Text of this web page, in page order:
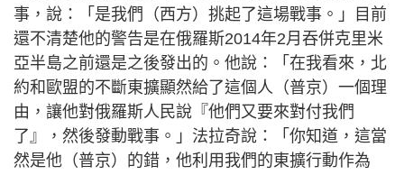
事，說：「是我們（西方）挑起了這場戰事。」目前
還不清楚他的警告是在俄羅斯2014年2月吞併克里米
亞半島之前還是之後發出的。他說：「在我看來，北
約和歐盟的不斷東擴顯然給了這個人（普京）一個理
由，讓他對俄羅斯人民說『他們又要來對付我們
了』，然後發動戰事。」法拉奇說：「你知道，這當
然是他（普京）的錯，他利用我們的東擴行動作為